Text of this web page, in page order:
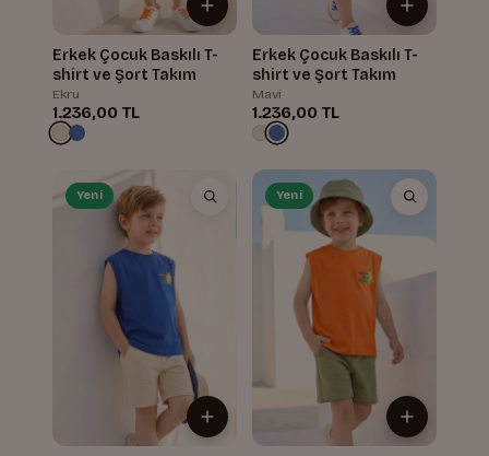
Erkek Çocuk Baskılı T-
shirt ve Şort Takım
Ekru
1.236,00 TL
Erkek Çocuk Baskılı T-
shirt ve Şort Takım
Mavi
1.236,00 TL
Yeni Yeni